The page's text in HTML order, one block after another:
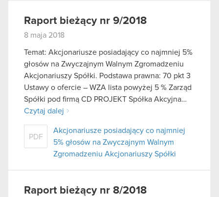
Raport bieżący nr 9/2018
8 maja 2018
Temat: Akcjonariusze posiadający co najmniej 5%
głosów na Zwyczajnym Walnym Zgromadzeniu
Akcjonariuszy Spółki. Podstawa prawna: 70 pkt 3
Ustawy o ofercie – WZA lista powyżej 5 % Zarząd
Spółki pod firmą CD PROJEKT Spółka Akcyjna…
Czytaj dalej
PDF
Akcjonariusze posiadający co najmniej
5% głosów na Zwyczajnym Walnym
Zgromadzeniu Akcjonariuszy Spółki
Raport bieżący nr 8/2018